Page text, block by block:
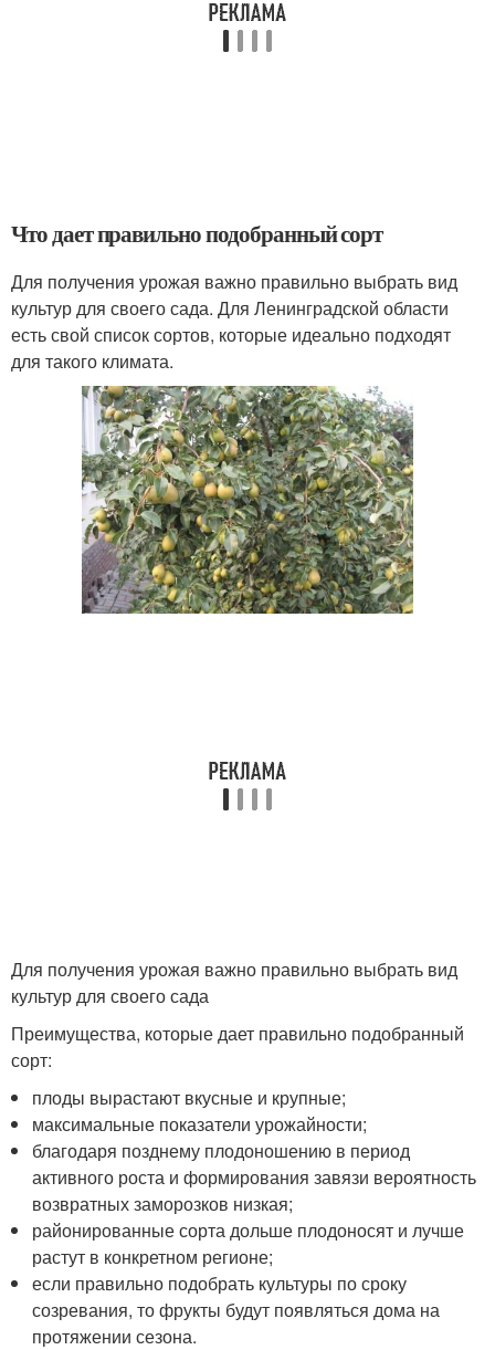
Что дает правильно подобранный сорт
Для получения урожая важно правильно выбрать вид
культур для своего сада. Для Ленинградской области
есть свой список сортов, которые идеально подходят
для такого климата.
Для получения урожая важно правильно выбрать вид
культур для своего сада
Преимущества, которые дает правильно подобранный
сорт:
плоды вырастают вкусные и крупные;
максимальные показатели урожайности;
благодаря позднему плодоношению в период
активного роста и формирования завязи вероятность
возвратных заморозков низкая;
районированные сорта дольше плодоносят и лучше
растут в конкретном регионе;
если правильно подобрать культуры по сроку
созревания, то фрукты будут появляться дома на
протяжении сезона.